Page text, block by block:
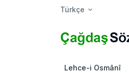
Türkçe
Lehce-i Osmânî